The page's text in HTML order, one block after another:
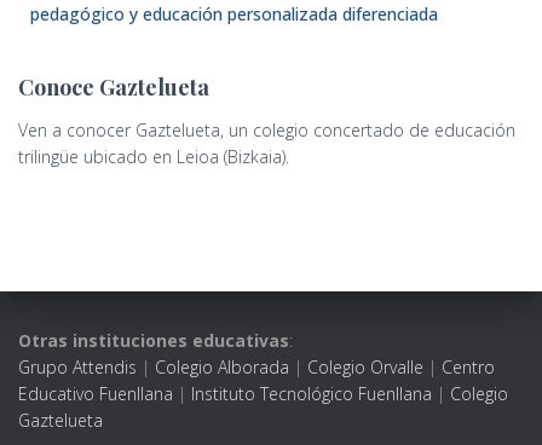
pedagógico y educación personalizada diferenciada
Conoce Gaztelueta
Ven a conocer Gaztelueta, un colegio concertado de educación
trilingüe ubicado en Leioa (Bizkaia).
Otras instituciones educativas:
Grupo Attendis | Colegio Alborada | Colegio Orvalle | Centro
Educativo Fuenllana | Instituto Tecnológico Fuenllana | Colegio
Gaztelueta